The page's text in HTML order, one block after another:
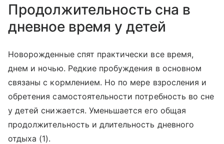
Продолжительность сна в
дневное время у детей
Новорожденные спят практически все время,
днем и ночью. Редкие пробуждения в основном
связаны с кормлением. Но по мере взросления и
обретения самостоятельности потребность во сне
у детей снижается. Уменьшается его общая
продолжительность и длительность дневного
отдыха (1).